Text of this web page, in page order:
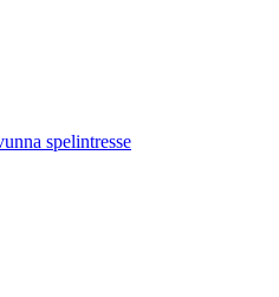
spelintresse